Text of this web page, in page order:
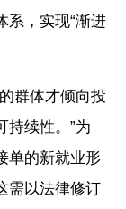
系，实现“渐进
群体才倾向投
持续性。”为
单的新就业形
需以法律修订